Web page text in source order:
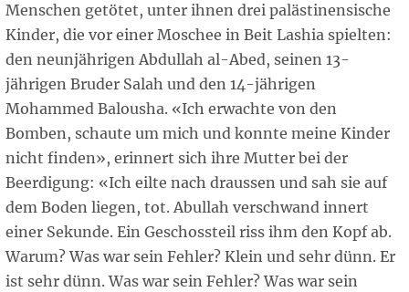
Menschen getötet, unter ihnen drei palästinensische
Kinder, die vor einer Moschee in Beit Lashia spielten:
den neunjährigen Abdullah al-Abed, seinen 13-
jährigen Bruder Salah und den 14-jährigen
Mohammed Balousha. «Ich erwachte von den
Bomben, schaute um mich und konnte meine Kinder
nicht finden», erinnert sich ihre Mutter bei der
Beerdigung: «Ich eilte nach draussen und sah sie auf
dem Boden liegen, tot. Abullah verschwand innert
einer Sekunde. Ein Geschossteil riss ihm den Kopf ab.
Warum? Was war sein Fehler? Klein und sehr dünn. Er
ist sehr dünn. Was war sein Fehler? Was war sein